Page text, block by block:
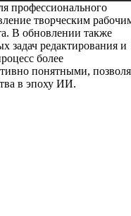
профессионального
творческим
В обновлении также
задач редактирования и
более
понятными,
в эпоху ИИ.